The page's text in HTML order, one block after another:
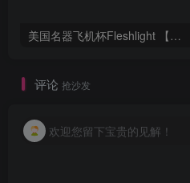
美国名器飞机杯Fleshlight 【Quickshot-Vantage 双头飞机杯】完全评测
评论 抢沙发
欢迎您留下宝贵的见解！